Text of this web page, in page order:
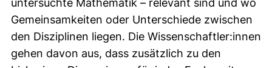
untersuchte Mathematik – relevant sind und wo
Gemeinsamkeiten oder Unterschiede zwischen
den Disziplinen liegen. Die Wissenschaftler:innen
gehen davon aus, dass zusätzlich zu den